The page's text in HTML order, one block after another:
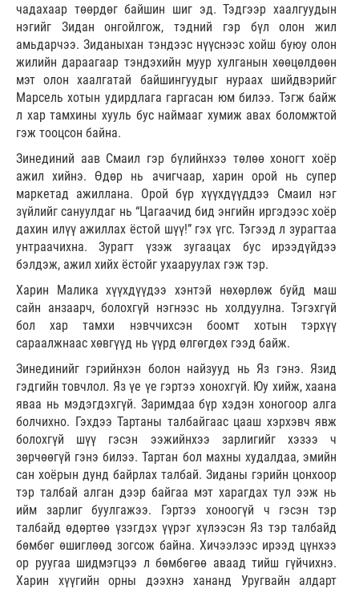
чадахаар төөрдөг байшин шиг эд. Тэдгээр хаалгуудын
нэгийг Зидан онгойлгож, тэдний гэр бүл олон жил
амьдарчээ. Зиданыхан тэндээс нүүснээс хойш буюу олон
жилийн дараагаар тэндэхийн муур хулганын хөөцөлдөөн
мэт олон хаалгатай байшингуудыг нураах шийдвэрийг
Марсель хотын удирдлага гаргасан юм билээ. Тэгж байж
л хар тамхины хууль бус наймааг хумиж авах боломжтой
гэж тооцсон байна.
Зинединий аав Смаил гэр бүлийнхээ төлөө хоногт хоёр
ажил хийнэ. Өдөр нь ачигчаар, харин орой нь супер
маркетад ажиллана. Орой бүр хүүхдүүддээ Смаил нэг
зүйлийг сануулдаг нь “Цагаачид бид энгийн иргэдээс хоёр
дахин илүү ажиллах ёстой шүү!” гэх үгс. Тэгээд л зурагтаа
унтраачихна. Зурагт үзэж зугаацах бус ирээдүйдээ
бэлдэж, ажил хийх ёстойг ухааруулах гэж тэр.
Харин Малика хүүхдүүдээ хэнтэй нөхөрлөж буйд маш
сайн анзаарч, болохгүй нэгнээс нь холдуулна. Тэгэхгүй
бол хар тамхи нэвччихсэн боомт хотын тэрхүү
сараалжнаас хөвгүүд нь үүрд өлгөгдөх гээд байж.
Зинединийг гэрийнхэн болон найзууд нь Яз гэнэ. Язид
гэдгийн товчлол. Яз үе үе гэртээ хонохгүй. Юу хийж, хаана
яваа нь мэдэгдэхгүй. Заримдаа бүр хэдэн хоногоор алга
болчихно. Гэхдээ Тартаны талбайгаас цааш хэрхэвч явж
болохгүй шүү гэсэн ээжийнхээ зарлигийг хэзээ ч
зөрчөөгүй гэнэ билээ. Тартан бол махны худалдаа, эмийн
сан хоёрын дунд байрлах талбай. Зиданы гэрийн цонхоор
тэр талбай алган дээр байгаа мэт харагдах тул ээж нь
ийм зарлиг буулгажээ. Гэртээ хоноогүй ч гэсэн тэр
талбайд өдөртөө үзэгдэх үүрэг хүлээсэн Яз тэр талбайд
бөмбөг өшиглөөд зогсож байна. Хичээлээс ирээд цүнхээ
ор руугаа шидмэгцээ л бөмбөгөө аваад тийш гүйчихнэ.
Харин хүүгийн орны дээхнэ хананд Уругвайн алдарт